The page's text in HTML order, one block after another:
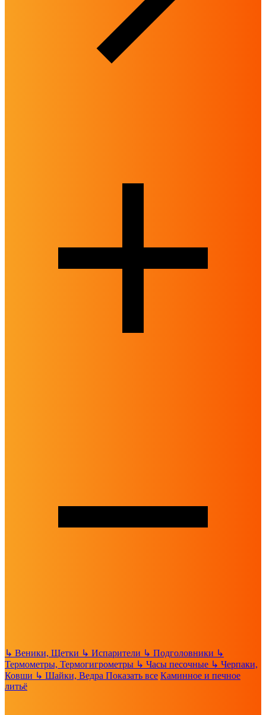
↳ Веники, Щетки ↳ Испарители ↳ Подголовники ↳
Термометры, Термогигрометры ↳ Часы песочные ↳ Черпаки,
Ковши ↳ Шайки, Ведра Показать все Каминное и печное
литьё